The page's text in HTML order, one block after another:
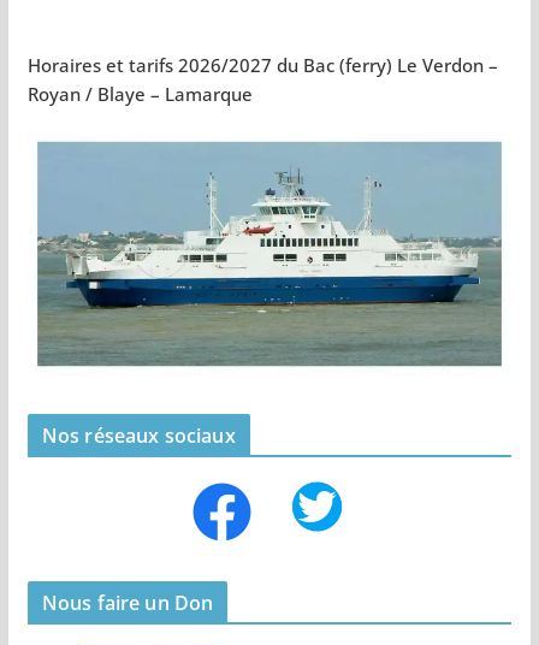
Horaires et tarifs 2026/2027 du Bac (ferry) Le Verdon –
Royan / Blaye – Lamarque
Nos réseaux sociaux
Nous faire un Don